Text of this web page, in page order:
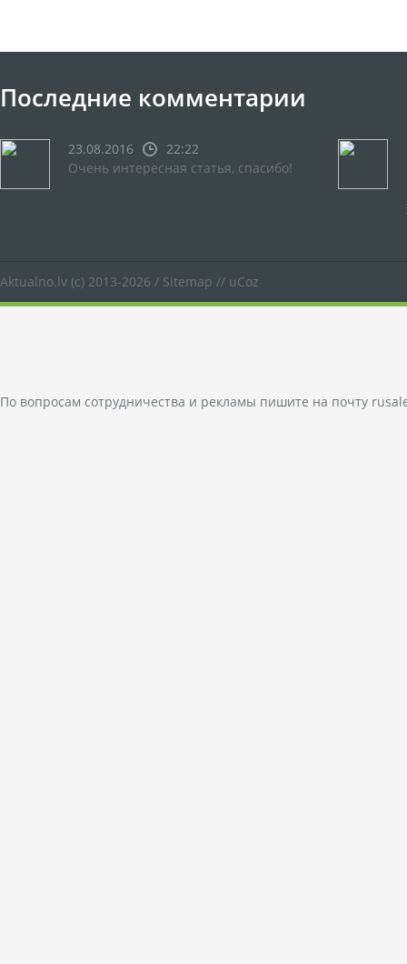
Последние комментарии
23.08.2016
22:22
Очень интересная статья, спасибо!
Aktualno.lv (c) 2013-2026 / Sitemap // uCoz
По вопросам сотрудничества и рекламы пишите на почту